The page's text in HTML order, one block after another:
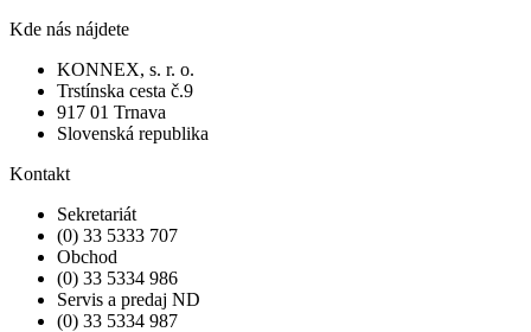
Kde nás nájdete
KONNEX, s. r. o.
Trstínska cesta č.9
917 01 Trnava
Slovenská republika
Kontakt
Sekretariát
(0) 33 5333 707
Obchod
(0) 33 5334 986
Servis a predaj ND
(0) 33 5334 987